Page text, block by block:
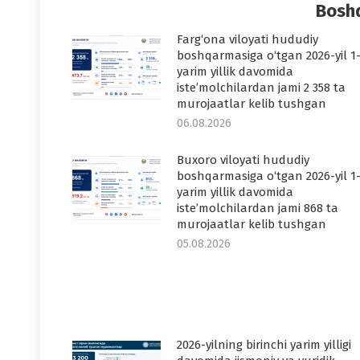
Farg‘ona viloyati hududiy
boshqarmasiga o‘tgan 2026-yil 1-
yarim yillik davomida
iste’molchilardan jami 2 358 ta
murojaatlar kelib tushgan
06.08.2026
Buxoro viloyati hududiy
boshqarmasiga o‘tgan 2026-yil 1-
yarim yillik davomida
iste’molchilardan jami 868 ta
murojaatlar kelib tushgan
05.08.2026
2026-yilning birinchi yarim yilligi